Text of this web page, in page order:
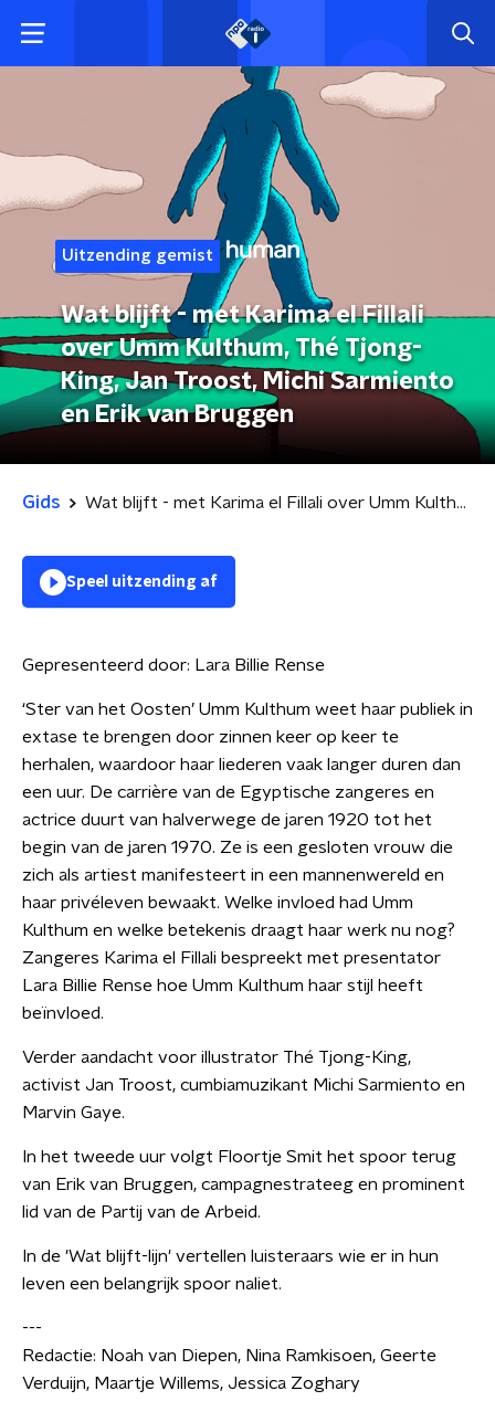
Uitzending gemist
Wat blijft - met Karima el Fillali
over Umm Kulthum, Thé Tjong-
King, Jan Troost, Michi Sarmiento
en Erik van Bruggen
Gids Wat blijft - met Karima el Fillali over Umm Kulthum, Thé Tjong-King, Jan Troost, Michi Sarmiento en Erik van Bruggen
Speel uitzending af
Gepresenteerd door: Lara Billie Rense
‘Ster van het Oosten’ Umm Kulthum weet haar publiek in
extase te brengen door zinnen keer op keer te
herhalen, waardoor haar liederen vaak langer duren dan
een uur. De carrière van de Egyptische zangeres en
actrice duurt van halverwege de jaren 1920 tot het
begin van de jaren 1970. Ze is een gesloten vrouw die
zich als artiest manifesteert in een mannenwereld en
haar privéleven bewaakt. Welke invloed had Umm
Kulthum en welke betekenis draagt haar werk nu nog?
Zangeres Karima el Fillali bespreekt met presentator
Lara Billie Rense hoe Umm Kulthum haar stijl heeft
beïnvloed.
Verder aandacht voor illustrator Thé Tjong-King,
activist Jan Troost, cumbiamuzikant Michi Sarmiento en
Marvin Gaye.
In het tweede uur volgt Floortje Smit het spoor terug
van Erik van Bruggen, campagnestrateeg en prominent
lid van de Partij van de Arbeid.
In de 'Wat blijft-lijn' vertellen luisteraars wie er in hun
leven een belangrijk spoor naliet.
---
Redactie: Noah van Diepen, Nina Ramkisoen, Geerte
Verduijn, Maartje Willems, Jessica Zoghary